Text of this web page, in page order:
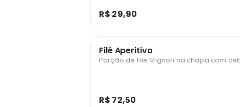
R$ 29,90
Filé Aperitivo
Porção de Filé Mignon na chapa com
R$ 72,50